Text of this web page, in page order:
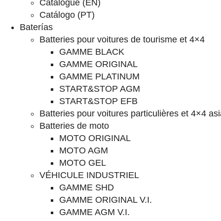
Catalogue (EN)
Catálogo (PT)
Baterías
Batteries pour voitures de tourisme et 4×4
GAMME BLACK
GAMME ORIGINAL
GAMME PLATINUM
START&STOP AGM
START&STOP EFB
Batteries pour voitures particulières et 4×4
Batteries de moto
MOTO ORIGINAL
MOTO AGM
MOTO GEL
VÉHICULE INDUSTRIEL
GAMME SHD
GAMME ORIGINAL V.I.
GAMME AGM V.I.